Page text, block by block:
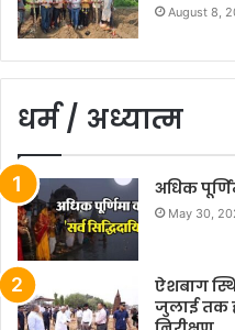
August 8,
धर्म / अध्यात्म
अधिक
May 30,
ऐशबाग
जुलाई तक